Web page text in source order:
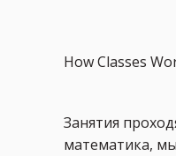
How Classes
Занятия
математика,